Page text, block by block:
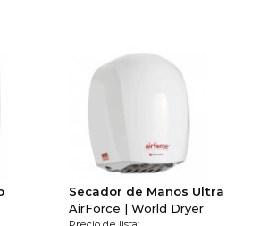
Secador de Manos Ultra
AirForce | World Dryer